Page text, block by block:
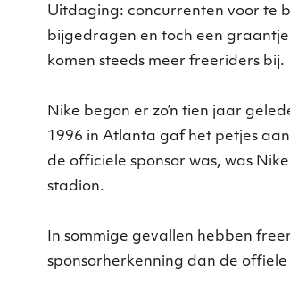
Uitdaging: concurrenten voor te
bijgedragen en toch een
komen steeds meer freeriders bij.
Nike begon er zo’n tien jaar
1996 in Atlanta gaf het petjes
de officiele sponsor was, was
stadion.
In sommige gevallen hebben
sponsorherkenning dan de offiele